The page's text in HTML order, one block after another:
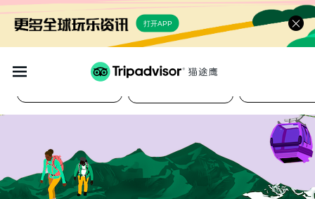
打开APP